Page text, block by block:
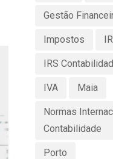
Gestão
Impostos
IRS
IVA Maia
Normas
Contabilidade
Porto